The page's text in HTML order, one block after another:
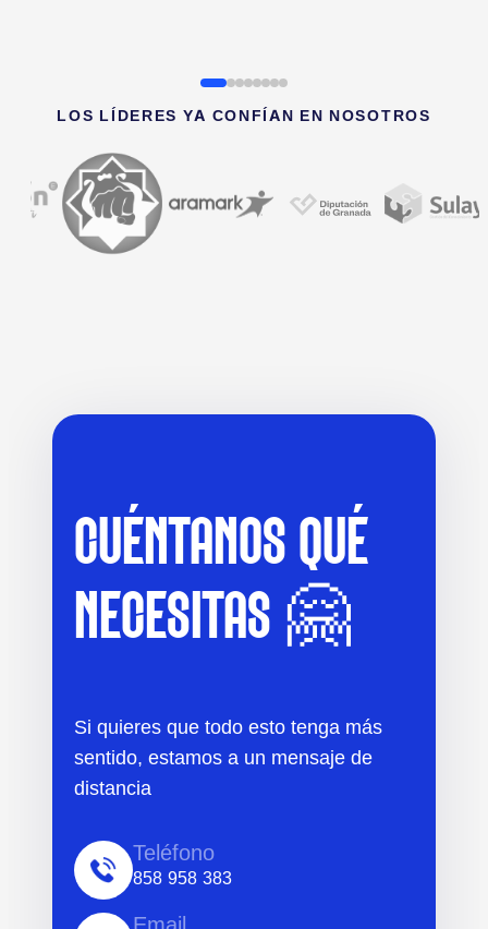
LOS LÍDERES YA CONFÍAN EN NOSOTROS
CUÉNTANOS QUÉ
NECESITAS 🤗
Si quieres que todo esto tenga más
sentido, estamos a un mensaje de
distancia
Teléfono
858 958 383